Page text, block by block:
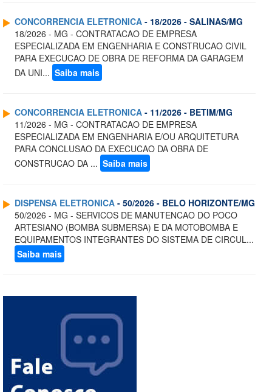
CONCORRENCIA ELETRONICA - 18/2026 - SALINAS/MG
18/2026 - MG - CONTRATACAO DE EMPRESA
ESPECIALIZADA EM ENGENHARIA E CONSTRUCAO CIVIL
PARA EXECUCAO DE OBRA DE REFORMA DA GARAGEM
DA UNI... Saiba mais
CONCORRENCIA ELETRONICA - 11/2026 - BETIM/MG
11/2026 - MG - CONTRATACAO DE EMPRESA
ESPECIALIZADA EM ENGENHARIA E/OU ARQUITETURA
PARA CONCLUSAO DA EXECUCAO DA OBRA DE
CONSTRUCAO DA ... Saiba mais
DISPENSA ELETRONICA - 50/2026 - BELO HORIZONTE/MG
50/2026 - MG - SERVICOS DE MANUTENCAO DO POCO
ARTESIANO (BOMBA SUBMERSA) E DA MOTOBOMBA E
EQUIPAMENTOS INTEGRANTES DO SISTEMA DE CIRCUL...
Saiba mais